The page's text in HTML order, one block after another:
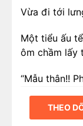
Vừa đi tới
Một tiểu ấu
ôm chầm lấy
“Mẫu thân!!
thân đem
Ta đi vòng
THEO